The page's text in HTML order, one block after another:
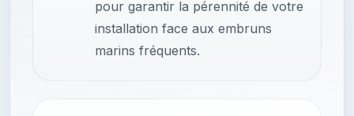
pour garantir la pérennité de votre
installation face aux embruns
marins fréquents.